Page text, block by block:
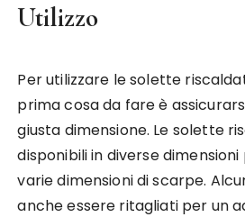
Utilizzo
Per utilizzare le solette
prima cosa da fare è
giusta dimensione. Le solette
disponibili in diverse
varie dimensioni di scarpe.
anche essere ritagliati per un